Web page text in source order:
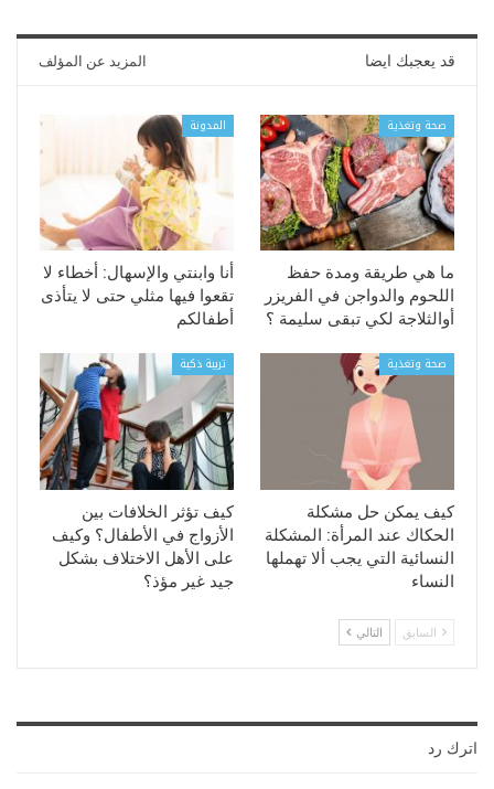
قد يعجبك ايضا المزيد عن المؤلف
صحة وتغذية
ما هي طريقة ومدة حفظ
اللحوم والدواجن في الفريزر
أوالثلاجة لكي تبقى سليمة ؟
المدونة
أنا وابنتي والإسهال: أخطاء لا
تقعوا فيها مثلي حتى لا يتأذى
أطفالكم
صحة وتغذية
كيف يمكن حل مشكلة
الحكاك عند المرأة: المشكلة
النسائية التي يجب ألا تهملها
النساء
تربية ذكية
كيف تؤثر الخلافات بين
الأزواج في الأطفال؟ وكيف
على الأهل الاختلاف بشكل
جيد غير مؤذ؟
السابق التالي
اترك رد